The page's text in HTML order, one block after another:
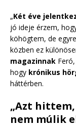
„Két éve
jó ideje érzem,
köhögtem, de
közben ez
magazinnak
hogy krónikus
háttérben.
„Azt hittem,
nem múlik